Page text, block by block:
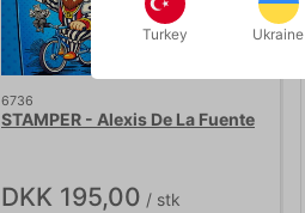
6736
STAMPER - Alexis De La Fuente
DKK 195,00 / stk
Turkey Ukraine